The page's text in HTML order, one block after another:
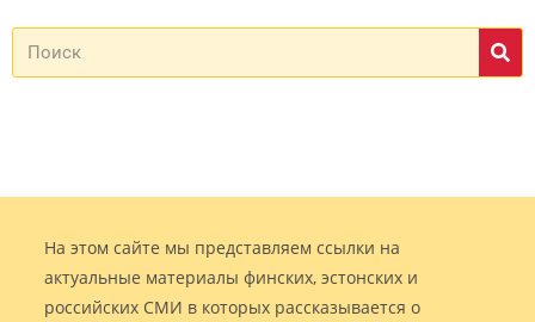
На этом сайте мы представляем ссылки на
актуальные материалы финских, эстонских и
российских СМИ в которых рассказывается о